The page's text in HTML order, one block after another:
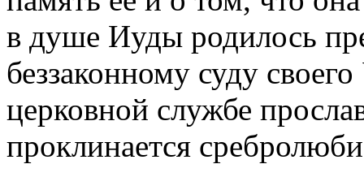
в душе Иуды родилось
беззаконному суду
церковной службе
проклинается